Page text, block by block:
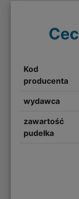
Kod
producenta
wydawca
zawartość
pudełka